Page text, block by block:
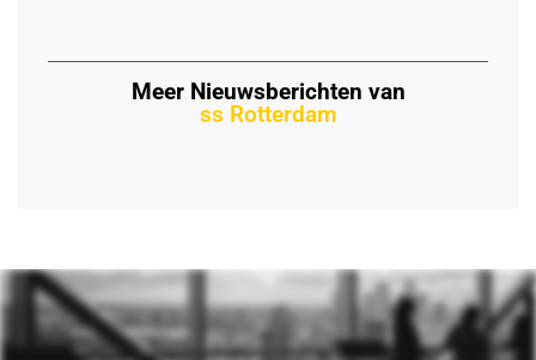
Meer Nieuwsberichten van
ss Rotterdam